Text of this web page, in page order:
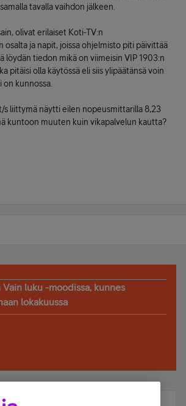
tavalla vaihdon jälkeen.
olivat erilaiset Koti-TV:n
osalta ja napit, joissa ohjelmisto piti päivittää
löydän tiedon mikä on viimeisin VIP 1903:n
pitäisi olla käytössä eli siis ylipäätänsä voin
kunnossa.
s liittymä näytti eilen nopeusmittarilla 8,23
kuntoon muuten kuin vikapalvelun kautta?
luku -moodissa, kunnes
lokakuussa